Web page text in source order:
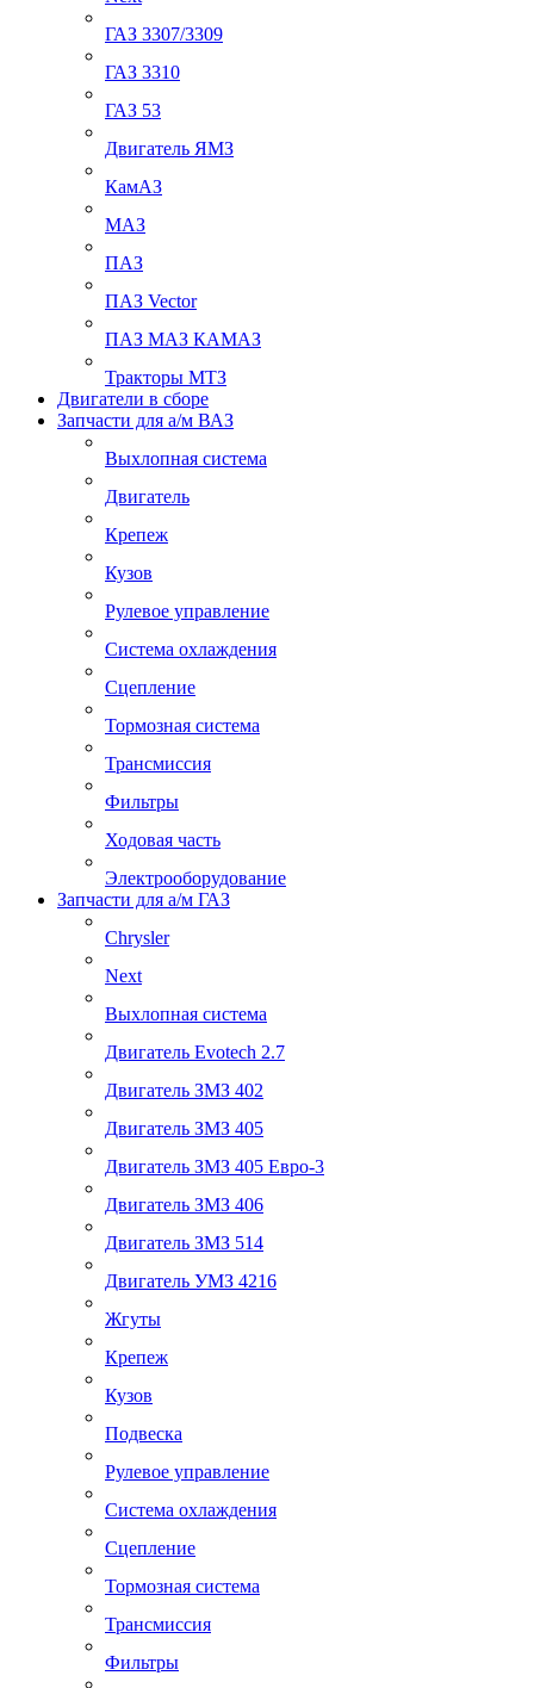
ГАЗ 3307/3309
ГАЗ 3310
ГАЗ 53
Двигатель ЯМЗ
КамАЗ
МАЗ
ПАЗ
ПАЗ Vector
ПАЗ МАЗ КАМАЗ
Тракторы МТЗ
Двигатели в сборе
Запчасти для а/м ВАЗ
Выхлопная система
Двигатель
Крепеж
Кузов
Рулевое управление
Система охлаждения
Сцепление
Тормозная система
Трансмиссия
Фильтры
Ходовая часть
Электрооборудование
Запчасти для а/м ГАЗ
Chrysler
Next
Выхлопная система
Двигатель Evotech 2.7
Двигатель ЗМЗ 402
Двигатель ЗМЗ 405
Двигатель ЗМЗ 405 Евро-3
Двигатель ЗМЗ 406
Двигатель ЗМЗ 514
Двигатель УМЗ 4216
Жгуты
Крепеж
Кузов
Подвеска
Рулевое управление
Система охлаждения
Сцепление
Тормозная система
Трансмиссия
Фильтры